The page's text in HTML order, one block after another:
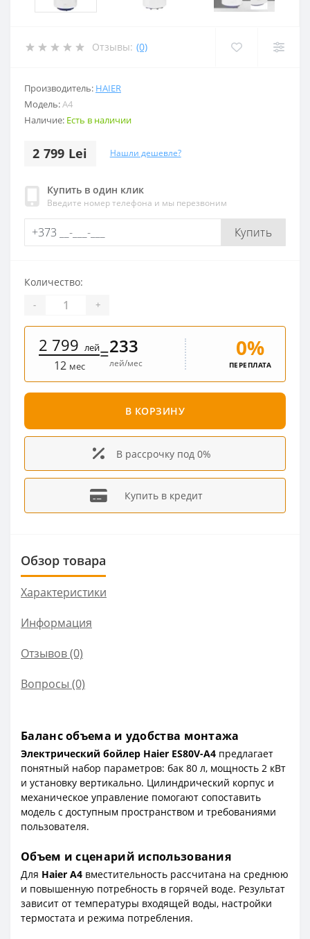
Отзывы: (0)
Производитель: HAIER
Модель:A4
Наличие: Есть в наличии
2 799 Lei Нашли дешевле?
Купить в один клик
Введите номер телефона и мы перезвоним
Купить
Количество:
- +
2 799 лей
12 мес
=233
лей/мес
0%
ПЕРЕПЛАТА
В КОРЗИНУ
В рассрочку под 0%
Купить в кредит
Обзор товара
Характеристики
Информация
Отзывов (0)
Вопросы (0)
Баланс объема и удобства монтажа
Электрический бойлер Haier ES80V-A4 предлагает
понятный набор параметров: бак 80 л, мощность 2 кВт
и установку вертикально. Цилиндрический корпус и
механическое управление помогают сопоставить
модель с доступным пространством и требованиями
пользователя.
Объем и сценарий использования
Для Haier A4 вместительность рассчитана на среднюю
и повышенную потребность в горячей воде. Результат
зависит от температуры входящей воды, настройки
термостата и режима потребления.